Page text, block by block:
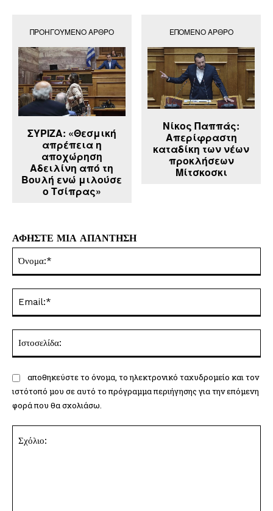
ΠΡΟΗΓΟΎΜΕΝΟ ΆΡΘΡΟ
ΣΥΡΙΖΑ: «Θεσμική
απρέπεια η
αποχώρηση
Αδειλίνη από τη
Βουλή ενώ μιλούσε
ο Τσίπρας»
ΕΠΌΜΕΝΟ ΆΡΘΡΟ
Νίκος Παππάς:
Απερίφραστη
καταδίκη των νέων
προκλήσεων
Μίτσκοσκι
ΑΦΗΣΤΕ ΜΙΑ ΑΠΑΝΤΗΣΗ
αποθηκεύστε το όνομα, το ηλεκτρονικό ταχυδρομείο και τον
ιστότοπό μου σε αυτό το πρόγραμμα περιήγησης για την επόμενη
φορά που θα σχολιάσω.